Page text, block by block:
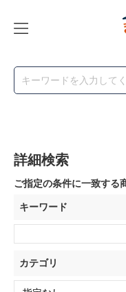
詳細検索
ご指定の条件に一致する
キーワード
カテゴリ